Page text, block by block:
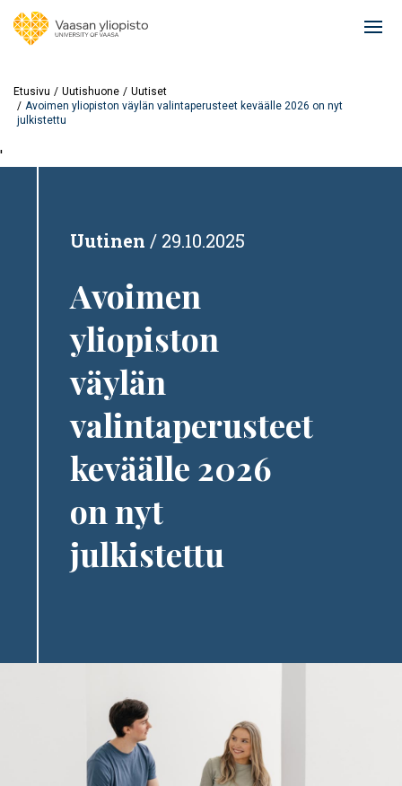
Etusivu Uutishuone
Uutiset
Avoimen yliopiston väylän valintaperusteet keväälle 2026 on nyt
julkistettu
'
Uutinen 29.10.2025
Avoimen
yliopiston
väylän
valintaperusteet
keväälle 2026
on nyt
julkistettu